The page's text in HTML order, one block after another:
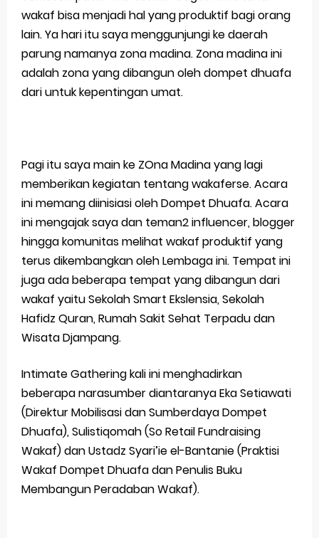
Merek Dagang dalam Perusahaan Besar
Merek Dagang dan Investasi
Dampak Merek Dagang pada Persaingan
Brand Adaptation Across Different Countries
Vivo v70 series: mid-range rasa flagship dengan
kamera zeiss & baterai jumbo
Apple Watch Series 10 vs Samsung Galaxy Watch 7
Review Lengkap 2026
Friday, 7 August
wakaf bisa menjadi hal yang produktif bagi orang
lain. Ya hari itu saya menggunjungi ke daerah
parung namanya zona madina. Zona madina ini
adalah zona yang dibangun oleh dompet dhuafa
dari untuk kepentingan umat.
Pagi itu saya main ke ZOna Madina yang lagi
memberikan kegiatan tentang wakaferse. Acara
ini memang diinisiasi oleh Dompet Dhuafa. Acara
ini mengajak saya dan teman2 influencer, blogger
hingga komunitas melihat wakaf produktif yang
terus dikembangkan oleh Lembaga ini. Tempat ini
juga ada beberapa tempat yang dibangun dari
wakaf yaitu Sekolah Smart Ekslensia, Sekolah
Hafidz Quran, Rumah Sakit Sehat Terpadu dan
Wisata Djampang.
Intimate Gathering kali ini menghadirkan
beberapa narasumber diantaranya Eka Setiawati
(Direktur Mobilisasi dan Sumberdaya Dompet
Dhuafa), Sulistiqomah (So Retail Fundraising
Wakaf) dan Ustadz Syari’ie el-Bantanie (Praktisi
Wakaf Dompet Dhuafa dan Penulis Buku
Membangun Peradaban Wakaf).